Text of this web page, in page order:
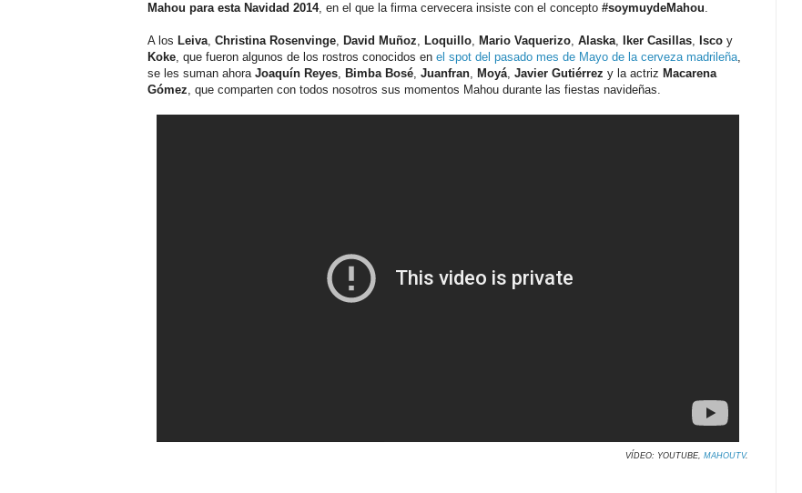
Mahou para esta Navidad 2014, en el que la firma cervecera insiste con el concepto #soymuydeMahou.
A los Leiva, Christina Rosenvinge, David Muñoz, Loquillo, Mario Vaquerizo, Alaska, Iker Casillas, Isco y
Koke, que fueron algunos de los rostros conocidos en el spot del pasado mes de Mayo de la cerveza madrileña,
se les suman ahora Joaquín Reyes, Bimba Bosé, Juanfran, Moyá, Javier Gutiérrez y la actriz Macarena
Gómez, que comparten con todos nosotros sus momentos Mahou durante las fiestas navideñas.
VÍDEO: YOUTUBE, MAHOUTV.